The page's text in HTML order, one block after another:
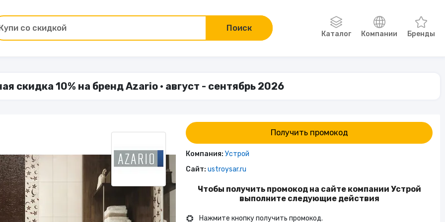
Каталог
Зоотовары Компьютеры и электроника
Электрокамины
Финансы и страхование
Компании Бренды
со скидкой Поиск
скидка 10% на бренд Azario • август - сентябрь 2026
Получить промокод
Компания: Устрой
Сайт: ustroysar.ru
Чтобы получить промокод на сайте компании Устрой
выполните следующие действия
Нажмите кнопку получить промокод.